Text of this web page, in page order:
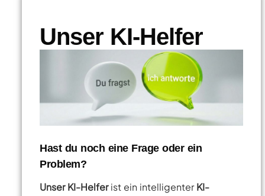
Unser KI-Helfer
Hast du noch eine Frage oder ein
Problem?
Unser KI-Helferist ein intelligenterKI-